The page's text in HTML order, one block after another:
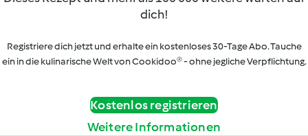
dich!
Registriere dich jetzt und erhalte ein kostenloses 30-Tage Abo. Tauche
ein in die kulinarische Welt von Cookidoo® - ohne jegliche Verpflichtung.
Kostenlos registrieren
Weitere Informationen